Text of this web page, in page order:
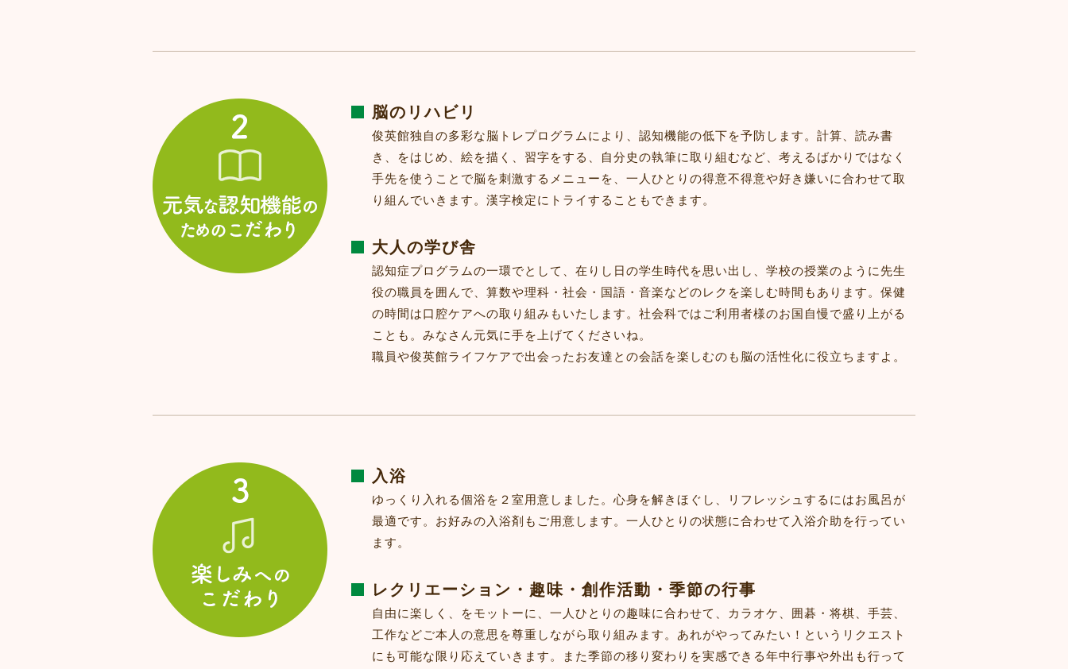
脳のリハビリ
俊英館独自の多彩な脳トレプログラムにより、認知機能の低下を予防します。計算、読み書
き、をはじめ、絵を描く、習字をする、自分史の執筆に取り組むなど、考えるばかりではなく
手先を使うことで脳を刺激するメニューを、一人ひとりの得意不得意や好き嫌いに合わせて取
り組んでいきます。漢字検定にトライすることもできます。
大人の学び舎
認知症プログラムの一環でとして、在りし日の学生時代を思い出し、学校の授業のように先生
役の職員を囲んで、算数や理科・社会・国語・音楽などのレクを楽しむ時間もあります。保健
の時間は口腔ケアへの取り組みもいたします。社会科ではご利用者様のお国自慢で盛り上がる
ことも。みなさん元気に手を上げてくださいね。
職員や俊英館ライフケアで出会ったお友達との会話を楽しむのも脳の活性化に役立ちますよ。
入浴
ゆっくり入れる個浴を２室用意しました。心身を解きほぐし、リフレッシュするにはお風呂が
最適です。お好みの入浴剤もご用意します。一人ひとりの状態に合わせて入浴介助を行ってい
ます。
レクリエーション・趣味・創作活動・季節の行事
自由に楽しく、をモットーに、一人ひとりの趣味に合わせて、カラオケ、囲碁・将棋、手芸、
工作などご本人の意思を尊重しながら取り組みます。あれがやってみたい！というリクエスト
にも可能な限り応えていきます。また季節の移り変わりを実感できる年中行事や外出も行って